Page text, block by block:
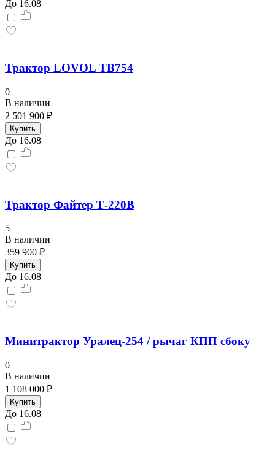
До 16.08
Трактор LOVOL TB754
0
В наличии
2 501 900 ₽
Купить
До 16.08
Трактор Файтер Т-220В
5
В наличии
359 900 ₽
Купить
До 16.08
Минитрактор Уралец-254 / рычаг КПП сбоку
0
В наличии
1 108 000 ₽
Купить
До 16.08